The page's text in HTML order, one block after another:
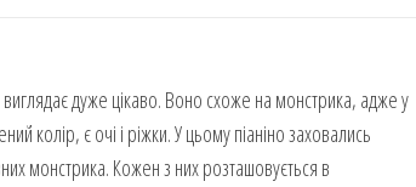
виглядає дуже цікаво. Воно схоже на монстрика, адже у
колір, є очі і ріжки. У цьому піаніно заховались
монстрика. Кожен з них розташовується в